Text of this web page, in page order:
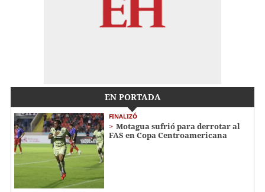
EN PORTADA
FINALIZÓ
Motagua sufrió para derrotar al
FAS en Copa Centroamericana